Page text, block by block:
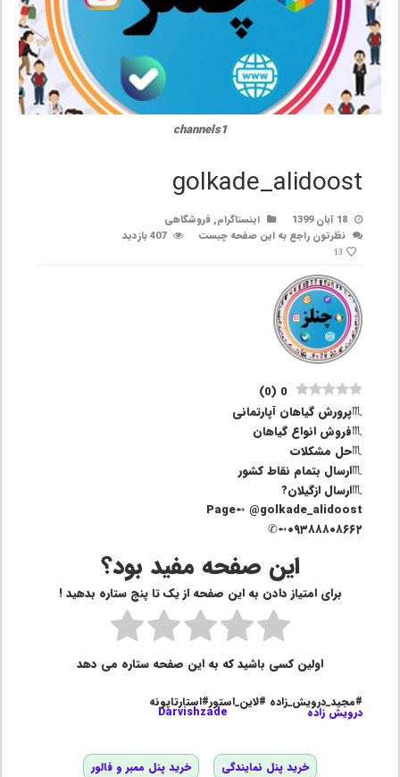
channels1
golkade_alidoost
18 آبان 1399 اینستاگرام,فروشگاهی
نظرتون راجع به این صفحه چیست
407 بازدید
13
0
(
0
)
♏️پرورش گیاهان آپارتمانی
♏فروش انواع گیاهان
♏حل مشکلات
♏️ارسال بتمام نقاط کشور
♏ارسال ازگیلان?
Page➻ @golkade_alidoost
۰۹۳۸۸۸۰۸۶۶۲➻✆
این صفحه مفید بود؟
برای امتیاز دادن به این صفحه از یک تا پنج ستاره بدهید !
اولین کسی باشید که به این صفحه ستاره می دهد
#مجید_درویش_زاده #لاین_استور#استارتاپونه
درویش زاده Darvishzade
خرید پنل نمایندگی خرید پنل ممبر و فالور